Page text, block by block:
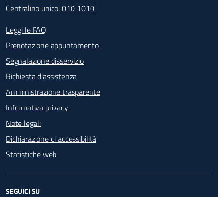
Centralino unico:010 1010
Footer - Contatti
Leggi le FAQ
Prenotazione appuntamento
Segnalazione disservizio
Richiesta d'assistenza
Amministrazione trasparente
Informativa privacy
Note legali
Dichiarazione di accessibilità
Statistiche web
SEGUICI SU